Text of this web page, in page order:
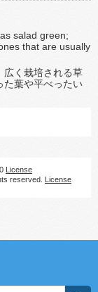
salad green;
that are usually
広く栽培される草
た葉や平べったい
License
reserved. License